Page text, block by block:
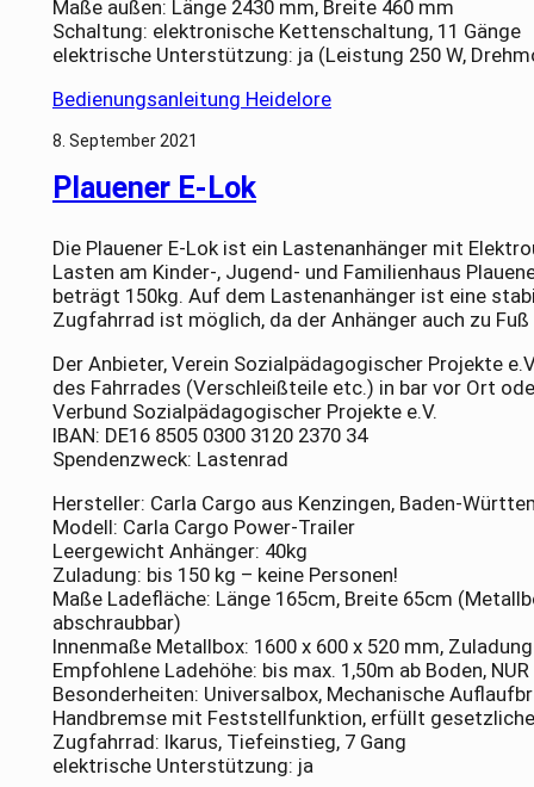
Maße außen: Länge 2430 mm, Breite 460 mm
Schaltung: elektronische Kettenschaltung, 11 Gänge
elektrische Unterstützung: ja (Leistung 250 W,
Bedienungsanleitung Heidelore
8. September 2021
Plauener E-Lok
Die Plauener E-Lok ist ein Lastenanhänger mit
Lasten am Kinder-, Jugend- und Familienhaus
beträgt 150kg. Auf dem Lastenanhänger ist eine
Zugfahrrad ist möglich, da der Anhänger auch zu
Der Anbieter, Verein Sozialpädagogischer Projekte
des Fahrrades (Verschleißteile etc.) in bar vor Ort
Verbund Sozialpädagogischer Projekte e.V.
IBAN: DE16 8505 0300 3120 2370 34
Spendenzweck: Lastenrad
Hersteller: Carla Cargo aus Kenzingen, Baden-
Modell: Carla Cargo Power-Trailer
Leergewicht Anhänger: 40kg
Zuladung: bis 150 kg – keine Personen!
Maße Ladefläche: Länge 165cm, Breite 65cm
abschraubbar)
Innenmaße Metallbox: 1600 x 600 x 520 mm,
Empfohlene Ladehöhe: bis max. 1,50m ab Boden, NUR
Besonderheiten: Universalbox, Mechanische
Handbremse mit Feststellfunktion, erfüllt
Zugfahrrad: Ikarus, Tiefeinstieg, 7 Gang
elektrische Unterstützung: ja